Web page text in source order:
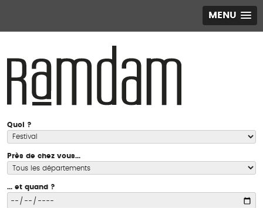
MENU
Quoi ?
Près de chez vous...
... et quand ?